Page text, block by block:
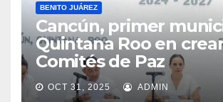
BENITO JUÁREZ
Cancún, primer
Quintana Roo en
Comités de Paz
OCT 31, 2025 ADMIN